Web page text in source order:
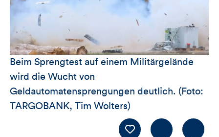
Beim Sprengtest auf einem Militärgelände
wird die Wucht von
Geldautomatensprengungen deutlich. (Foto:
TARGOBANK, Tim Wolters)
LIKE Kommentieren